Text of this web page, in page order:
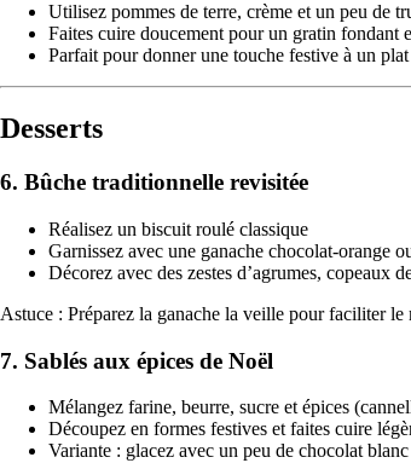
Utilisez pommes de terre, crème et un peu de
Faites cuire doucement pour un gratin fondant
Parfait pour donner une touche festive à un
Desserts
6. Bûche traditionnelle revisitée
Réalisez un biscuit roulé classique
Garnissez avec une ganache chocolat-orange
Décorez avec des zestes d’agrumes, copeaux
Astuce : Préparez la ganache la veille pour faciliter le
7. Sablés aux épices de Noël
Mélangez farine, beurre, sucre et épices
Découpez en formes festives et faites cuire
Variante : glacez avec un peu de chocolat